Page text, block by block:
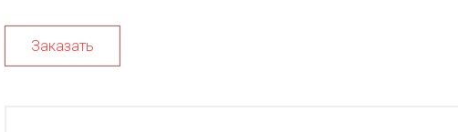
Заказать